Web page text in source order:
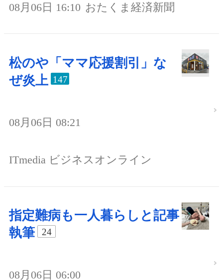
08月06日 16:10 おたくま経済新聞
松のや「ママ応援割引」な
ぜ炎上 147
08月06日 08:21
ITmedia ビジネスオンライン
指定難病も一人暮らしと記事
執筆
24
08月06日 06:00